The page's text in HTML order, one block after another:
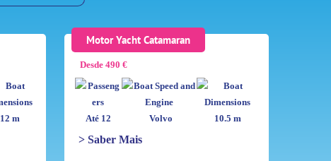
12 m
Motor Yacht Catamaran
Desde 490 €
Até 12 Volvo 10.5 m
> Saber Mais